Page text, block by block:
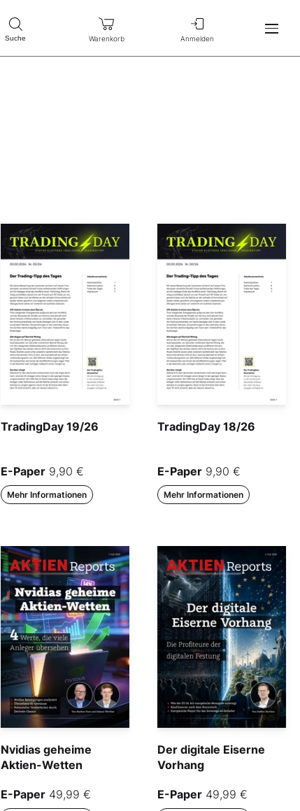
Suche Warenkorb Anmelden
TradingDay 19/26
E-Paper 9,90 €
Mehr Informationen
TradingDay 18/26
E-Paper 9,90 €
Mehr Informationen
Nvidias geheime
Aktien-Wetten
E-Paper 49,99 €
Der digitale Eiserne
Vorhang
E-Paper 49,99 €